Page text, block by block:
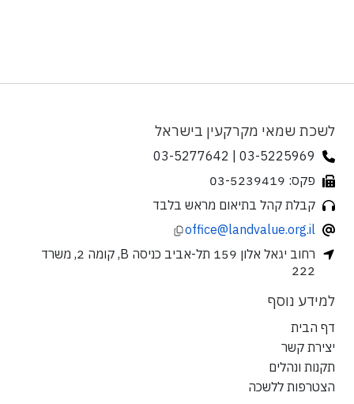
לשכת שמאי מקרקעין בישראל
03-5225969 | 03-5277642
פקס: 03-5239419
קבלת קהל בתיאום מראש בלבד
office@landvalue.org.il
רחוב יגאל אלון 159 תל-אביב כניסה B, קומה 2, משרד
222
למידע נוסף
דף הבית
יצירת קשר
תקנות ונהלים
הצטרפות ללשכה